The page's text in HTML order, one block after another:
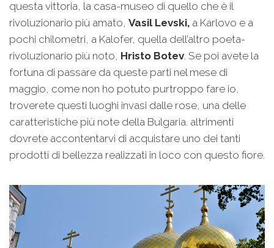
questa vittoria, la casa-museo di quello che è il
rivoluzionario più amato, Vasil Levski, a Karlovo e a
pochi chilometri, a Kalofer, quella dell’altro poeta-
rivoluzionario più noto, Hristo Botev. Se poi avete la
fortuna di passare da queste parti nel mese di
maggio, come non ho potuto purtroppo fare io,
troverete questi luoghi invasi dalle rose, una delle
caratteristiche più note della Bulgaria. altrimenti
dovrete accontentarvi di acquistare uno dei tanti
prodotti di bellezza realizzati in loco con questo fiore.